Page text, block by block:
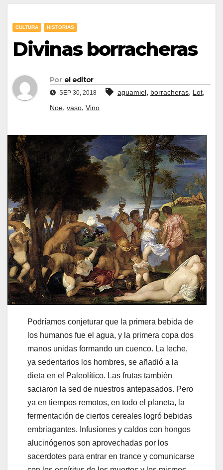
CULTURA HISTORIAS
Divinas borracheras
Por el editor
SEP 30, 2018 aguamiel, borracheras, Lot,
Noe, vaso, Vino
Podríamos conjeturar que la primera bebida de
los humanos fue el agua, y la primera copa dos
manos unidas formando un cuenco. La leche,
ya sedentarios los hombres, se añadió a la
dieta en el Paleolítico. Las frutas también
saciaron la sed de nuestros antepasados. Pero
ya en tiempos remotos, en todo el planeta, la
fermentación de ciertos cereales logró bebidas
embriagantes. Infusiones y caldos con hongos
alucinógenos son aprovechadas por los
sacerdotes para entrar en trance y comunicarse